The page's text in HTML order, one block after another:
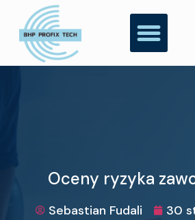
Oceny ryzyka
Sebastian Fudali
30